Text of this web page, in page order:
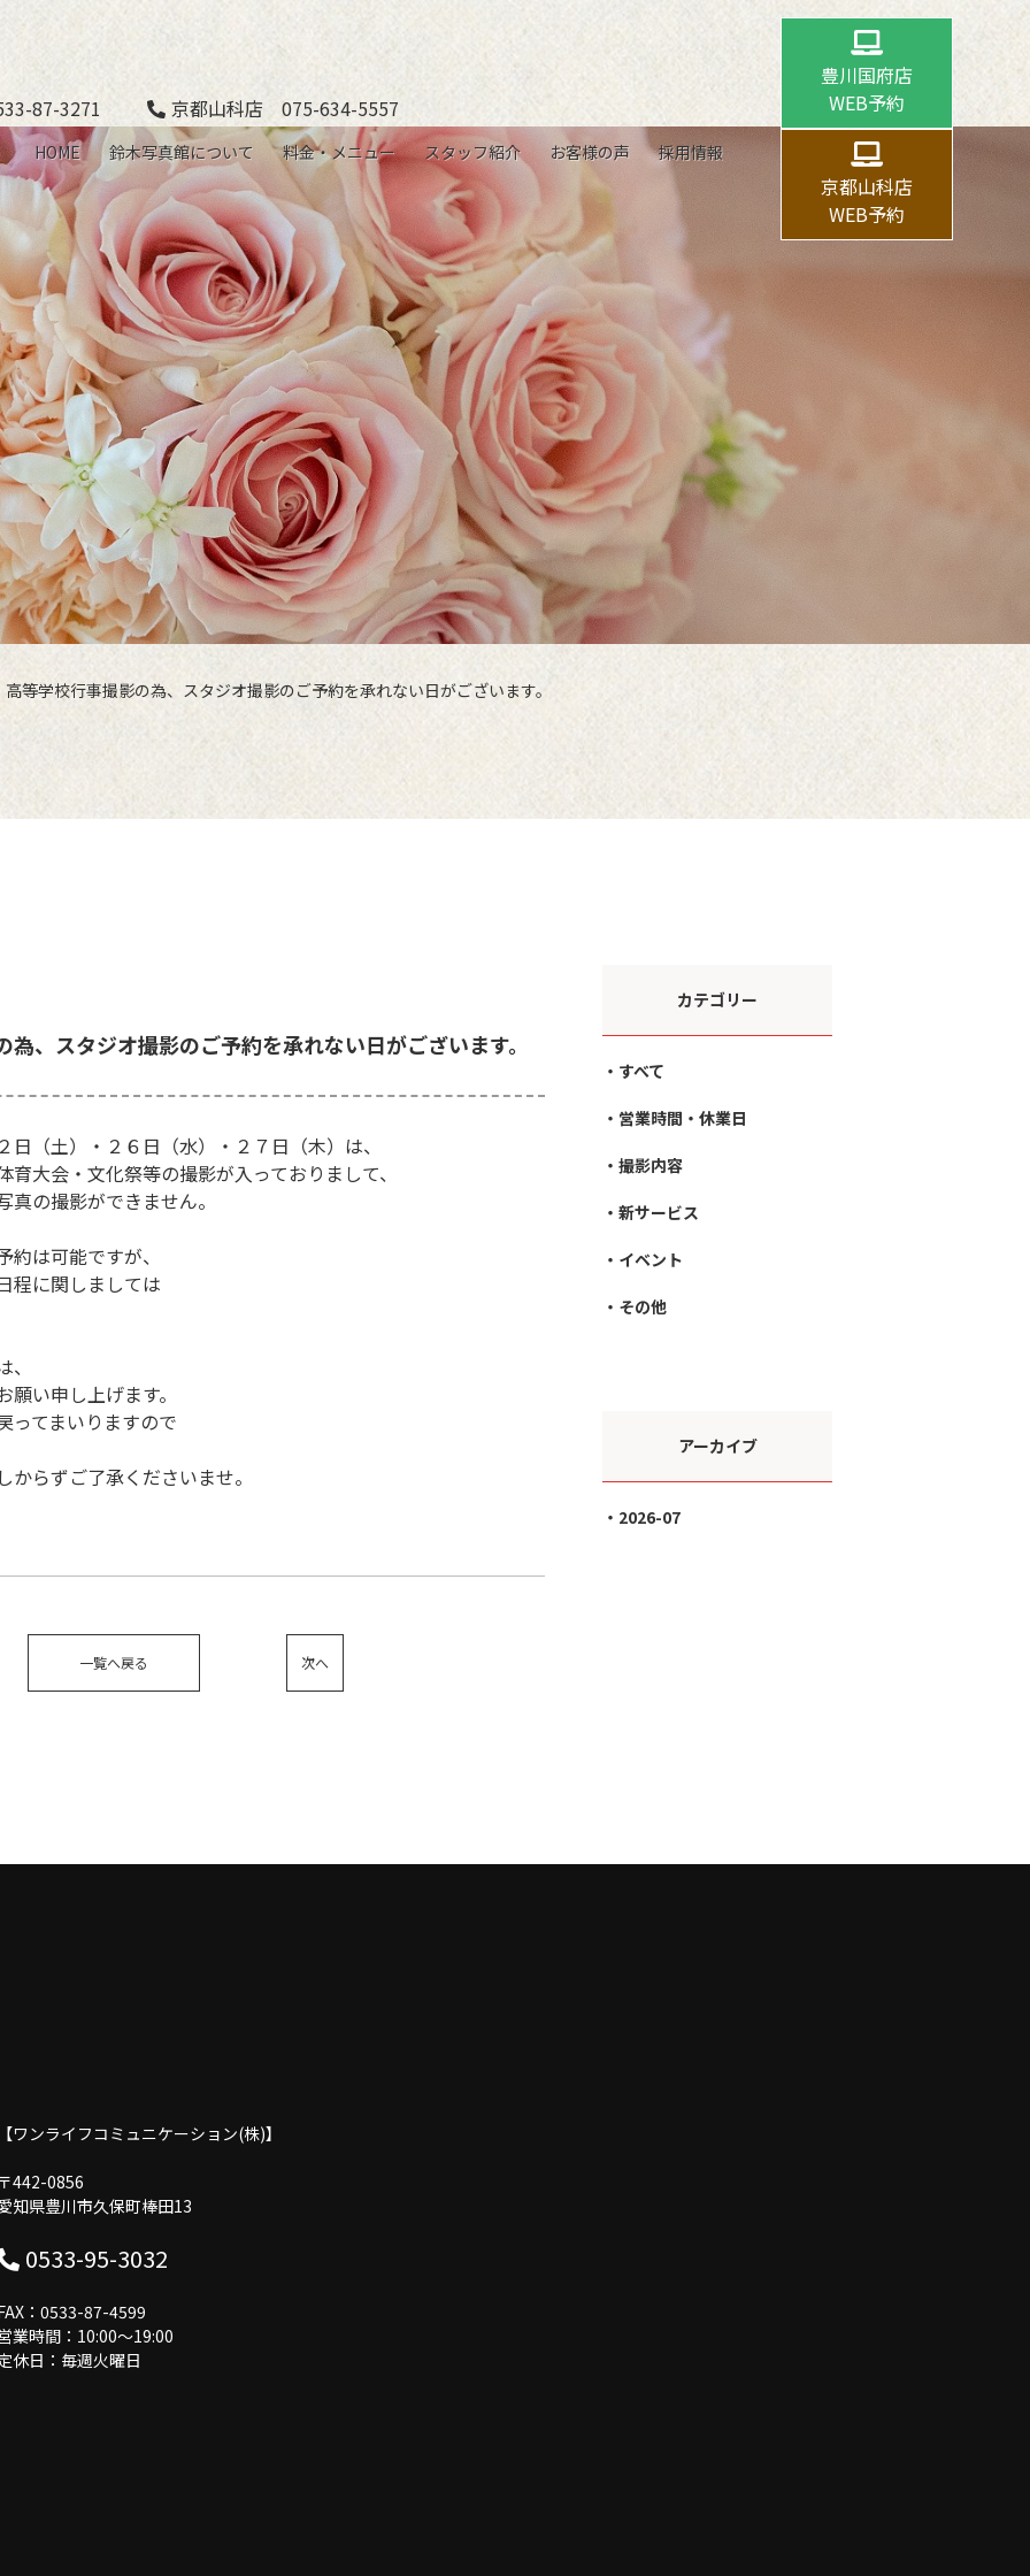
87-3271 京都山科店 075-634-5557
HOME 鈴木写真館について 料金・メニュー スタッフ紹介 お客様の声 採用情報
豊川国府店
WEB予約
京都山科店
WEB予約
等学校行事撮影の為、スタジオ撮影のご予約を承れない日がございます。
、スタジオ撮影のご予約を承れない日がございます。
（土）・２６日（水）・２７日（木）は、
大会・文化祭等の撮影が入っておりまして、
の撮影ができません。
は可能ですが、
程に関しましては
い申し上げます。
ってまいりますので
らずご了承くださいませ。
一覧へ戻る 次へ
カテゴリー
すべて
営業時間・休業日
撮影内容
新サービス
イベント
その他
アーカイブ
2026-07
ワンライフコミュニケーション(株)】
442-0856
知県豊川市久保町棒田13
0533-95-3032
：0533-87-4599
業時間：10:00〜19:00
休日：毎週火曜日